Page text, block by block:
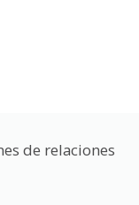
de relaciones